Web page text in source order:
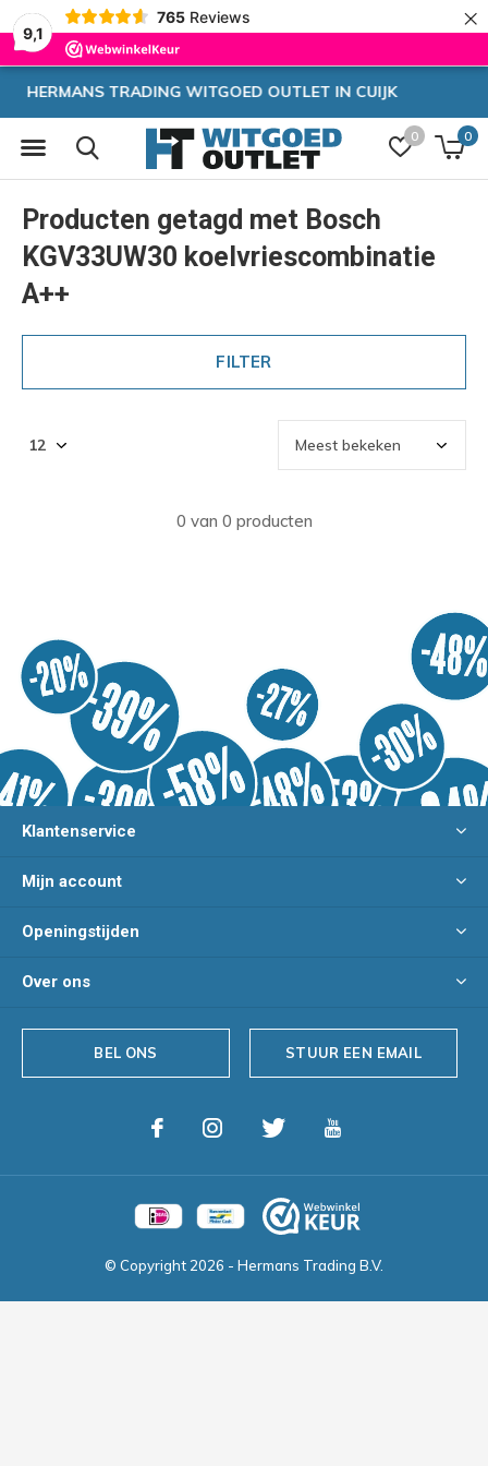
9,1
765 Reviews ×
0 0
Zeer hoge korting
Producten getagd met Bosch
KGV33UW30 koelvriescombinatie
A++
FILTER
0 van 0 producten
Klantenservice
Mijn account
Openingstijden
Over ons
BEL ONS STUUR EEN EMAIL
© Copyright 2026 - Hermans Trading B.V.